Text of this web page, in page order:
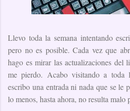
Llevo toda la semana intentando
pero no es posible. Cada vez que
hago es mirar las actualizaciones del
me pierdo. Acabo visitando a
escribo una entrada ni nada que se le
lo menos, hasta ahora, no resulta malo